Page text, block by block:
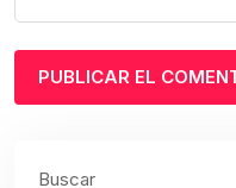
Buscar